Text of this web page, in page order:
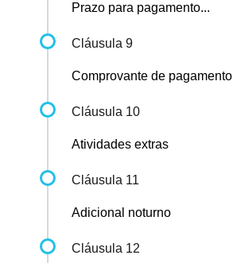
Prazo para pagamento...
Cláusula 9
Comprovante de pagamento
Cláusula 10
Atividades extras
Cláusula 11
Adicional noturno
Cláusula 12